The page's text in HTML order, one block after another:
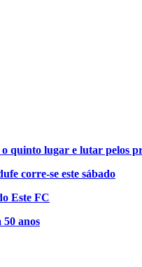
quinto lugar e lutar pelos
corre-se este sábado
Este FC
50 anos